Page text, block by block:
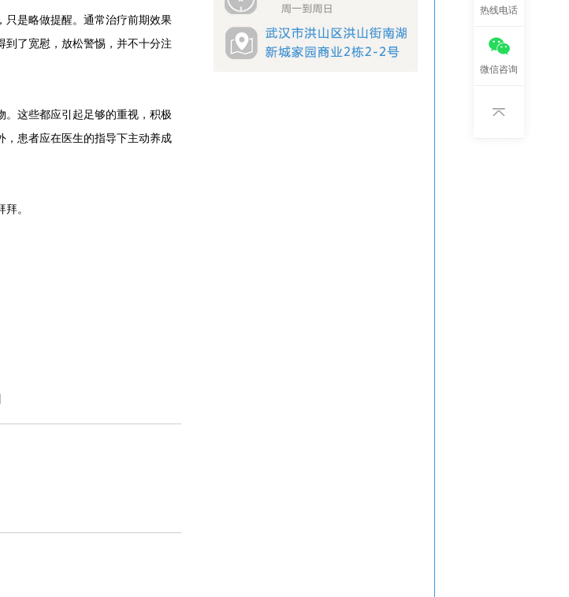
热线电话
微信咨询
是略做提醒。通常治疗前期效果
到了宽慰，放松警惕，并不十分注
这些都应引起足够的重视，积极
，患者应在医生的指导下主动养成
。